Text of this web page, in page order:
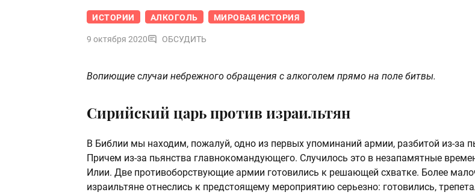
ИСТОРИИ АЛКОГОЛЬ МИРОВАЯ ИСТОРИЯ
9 октября 2020 ОБСУДИТЬ
Вопиющие случаи небрежного обращения с алкоголем прямо на поле битвы.
Сирийский царь против израильтян
В Библии мы находим, пожалуй, одно из первых упоминаний армии, разбитой из-за
Причем из-за пьянства главнокомандующего. Случилось это в незапамятные
Илии. Две противоборствующие армии готовились к решающей схватке. Более
израильтяне отнеслись к предстоящему мероприятию серьезно: готовились,